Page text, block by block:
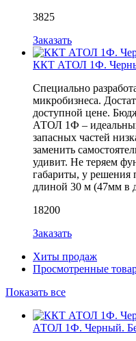
3825
Заказать
ККТ АТОЛ 1Ф.
Специально
микробизнеса.
доступной цене.
АТОЛ 1Ф –
запасных частей
заменить
удивит. Не теряем
габариты, у решения
длиной 30 м (47мм в
18200
Заказать
Хиты продаж
Просмотренные
Показать все
АТОЛ 1Ф. Черный.